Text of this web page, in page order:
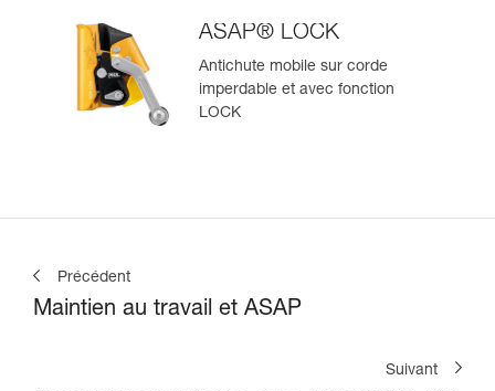
ASAP® LOCK
Antichute mobile sur corde
imperdable et avec fonction
LOCK
Précédent
Maintien au travail et ASAP
Suivant